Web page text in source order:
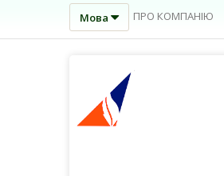
Мова ПРО КОМПАНІЮ